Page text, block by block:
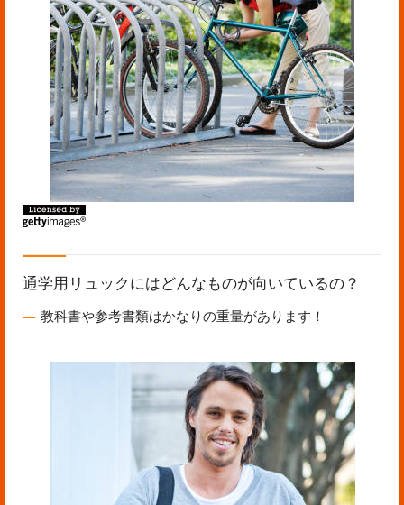
通学用リュックにはどんなものが向いているの？
教科書や参考書類はかなりの重量があります！